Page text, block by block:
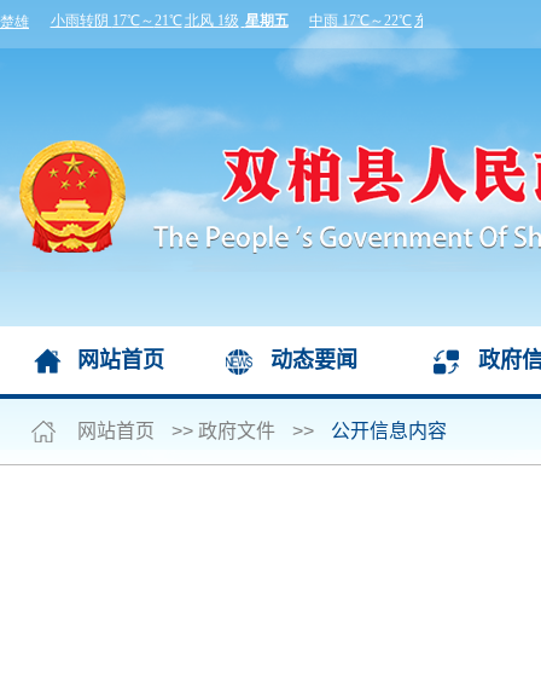
网站首页 动态要闻 政府
网站首页 >> 政府文件 >> 公开信息内容